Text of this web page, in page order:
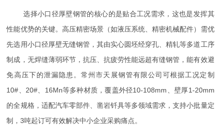
选择小口径厚壁钢管的核心的是贴合工况需求，这也是发挥其
性能优势的关键。高压精密场景（如液压系统、精密机械配件）需优
先选用小口径厚壁无缝钢管，其由实心圆坯经穿孔、精轧等多道工序
制成，无焊缝薄弱环节，抗压、抗疲劳性能远超有缝钢管，能有效避
免高压下的泄漏隐患。常州市天展钢管有限公司可根据工况定制
10#、20#、16Mn等多种材质，覆盖外径10-108mm、壁厚1-20mm
的全规格，适配汽车零部件、凿岩钎具等多领域需求，支持小批量定
制，3吨起订可有效解决中小企业采购痛点。